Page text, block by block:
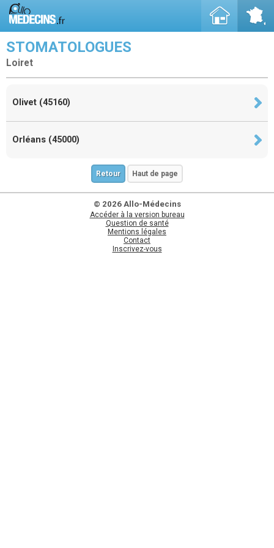
STOMATOLOGUES
Loiret
Olivet (45160)
Orléans (45000)
Retour Haut de page
© 2026 Allo-Médecins
Accéder à la version bureau
Question de santé
Mentions légales
Contact
Inscrivez-vous